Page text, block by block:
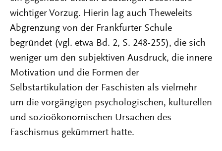
wichtiger Vorzug. Hierin lag auch Theweleits
Abgrenzung von der Frankfurter Schule
begründet (vgl. etwa Bd. 2, S. 248-255), die sich
weniger um den subjektiven Ausdruck, die innere
Motivation und die Formen der
Selbstartikulation der Faschisten als vielmehr
um die vorgängigen psychologischen, kulturellen
und sozioökonomischen Ursachen des
Faschismus gekümmert hatte.